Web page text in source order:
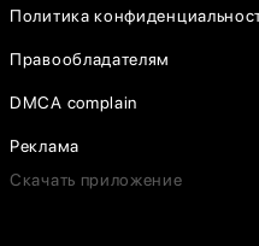
Политика
Правообладателям
DMCA complain
Реклама
Скачать приложение